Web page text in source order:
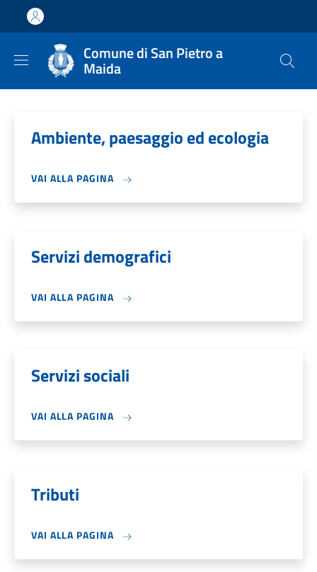
Salta al contenuto principale
Skip to footer content
Comune di San Pietro a
Maida
Ambiente, paesaggio ed ecologia
VAI ALLA PAGINA
Servizi demografici
VAI ALLA PAGINA
Servizi sociali
VAI ALLA PAGINA
Tributi
VAI ALLA PAGINA